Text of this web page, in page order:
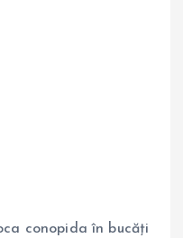
conopida în bucăți